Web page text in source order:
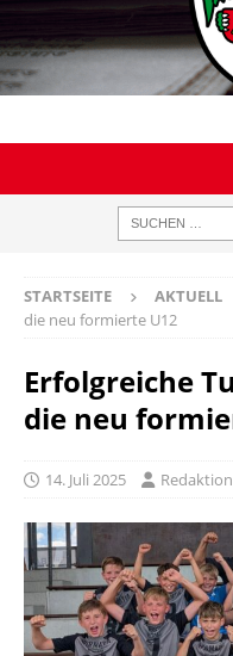
STARTSEITE AKTUELL
die neu formierte U12
Erfolgreiche
die neu
14. Juli 2025 Redaktion